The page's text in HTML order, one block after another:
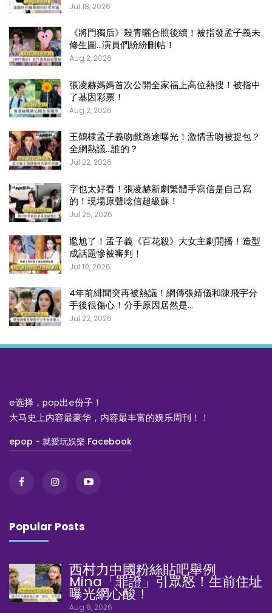
Jul 18, 2026
《將門獨后》殺青曬合照後續！被指發孟子義未
修生圖…演員們紛紛刪帖！
Aug 2, 2026
張凌赫媽媽首次公開全家福上高位熱搜！被指中
了基因彩票！
Aug 2, 2026
王鶴棣孟子義吻戲路途曝光！激情舌吻被捉包？
全網熱議…誰的？
Jul 22, 2026
字也太好看！張凌赫新劇繁體手寫信是自己寫
的！現場原聲唸信超級蘇！
Jul 25, 2026
尷尬了！孟子義《百花殺》大女主劇開播！造型
成話題慘被審判！
Jul 10, 2026
4年前緋聞突再被熱議！網傳張婧儀和陳飛宇分
手後很傷心！分手原因居然是…
Jul 22, 2026
e选择，pop出e份子！
大马史上内容最豪华，内容最丰富的娱乐周刊！！
epop - 就愛玩娛樂 Facebook
Popular Posts
西村力中國粉絲貼吧舉例
Mina「罪證」引眾怒！生前住址
曝光網心酸！
Aug 6, 2026